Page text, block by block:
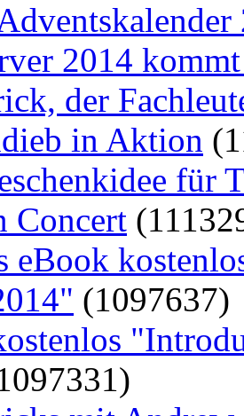
2014
der
in Aktion
für
Concert
eBook
(1097637)